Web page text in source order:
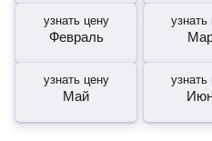
узнать цену
Февраль
узнать
узнать цену
Май
узнать